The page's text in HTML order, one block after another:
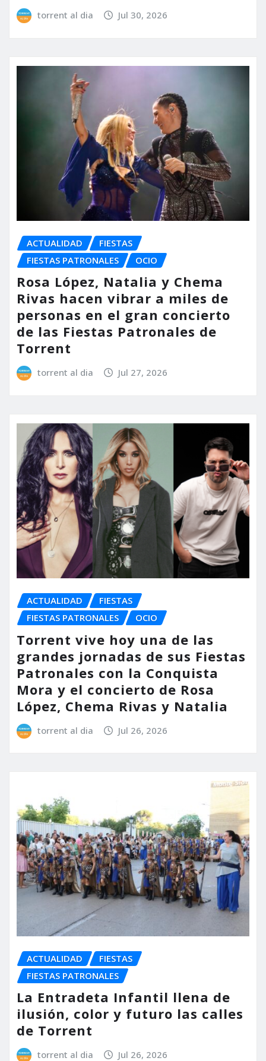
torrent al dia Jul 30, 2026
ACTUALIDAD
FIESTAS
FIESTAS PATRONALES
OCIO
Rosa López, Natalia y Chema
Rivas hacen vibrar a miles de
personas en el gran concierto
de las Fiestas Patronales de
Torrent
torrent al dia Jul 27, 2026
ACTUALIDAD
FIESTAS
FIESTAS PATRONALES
OCIO
Torrent vive hoy una de las
grandes jornadas de sus Fiestas
Patronales con la Conquista
Mora y el concierto de Rosa
López, Chema Rivas y Natalia
torrent al dia Jul 26, 2026
ACTUALIDAD
FIESTAS
FIESTAS PATRONALES
La Entradeta Infantil llena de
ilusión, color y futuro las calles
de Torrent
torrent al dia Jul 26, 2026